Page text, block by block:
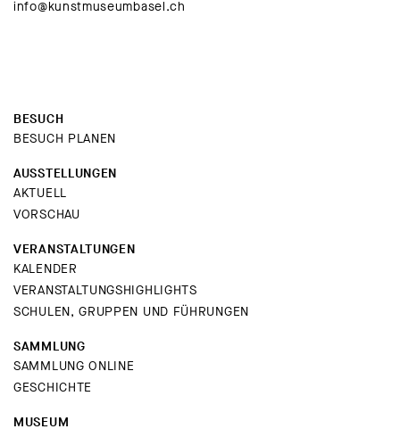
info@kunstmuseumbasel.ch
BESUCH
BESUCH PLANEN
AUSSTELLUNGEN
AKTUELL
VORSCHAU
VERANSTALTUNGEN
KALENDER
VERANSTALTUNGSHIGHLIGHTS
SCHULEN, GRUPPEN UND FÜHRUNGEN
SAMMLUNG
SAMMLUNG ONLINE
GESCHICHTE
MUSEUM